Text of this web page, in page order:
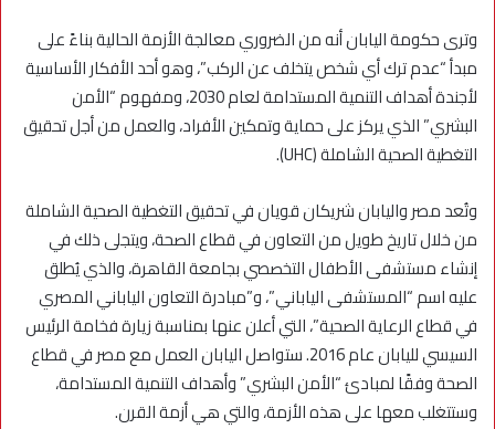
وترى حكومة اليابان أنه من الضروري معالجة الأزمة الحالية بناءً على
مبدأ “عدم ترك أي شخص يتخلف عن الركب”، وهو أحد الأفكار الأساسية
لأجندة أهداف التنمية المستدامة لعام 2030، ومفهوم “الأمن
البشري” الذي يركز على حماية وتمكين الأفراد، والعمل من أجل تحقيق
التغطية الصحية الشاملة (UHC).
وتُعد مصر واليابان شريكان قويان في تحقيق التغطية الصحية الشاملة
من خلال تاريخ طويل من التعاون في قطاع الصحة، ويتجلى ذلك في
إنشاء مستشفى الأطفال التخصصي بجامعة القاهرة، والذي يُطلق
عليه اسم “المستشفى الياباني”، و”مبادرة التعاون الياباني المصري
في قطاع الرعاية الصحية”، التي أعلن عنها بمناسبة زيارة فخامة الرئيس
السيسي لليابان عام 2016. ستواصل اليابان العمل مع مصر في قطاع
الصحة وفقًا لمبادئ “الأمن البشري” وأهداف التنمية المستدامة،
وستتغلب معها على هذه الأزمة، والتي هي أزمة القرن.